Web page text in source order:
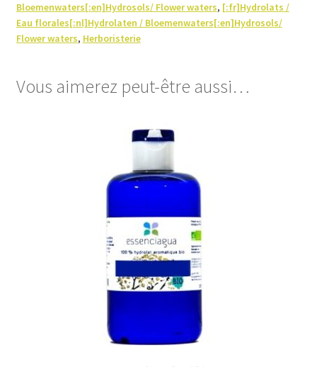
Bloemenwaters[:en]Hydrosols/ Flower waters, [:fr]Hydrolats /
Eau florales[:nl]Hydrolaten / Bloemenwaters[:en]Hydrosols/
Flower waters, Herboristerie
Vous aimerez peut-être aussi…